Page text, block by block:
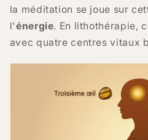
la méditation se joue sur
l'énergie. En lithothérapie,
avec quatre centres vitaux